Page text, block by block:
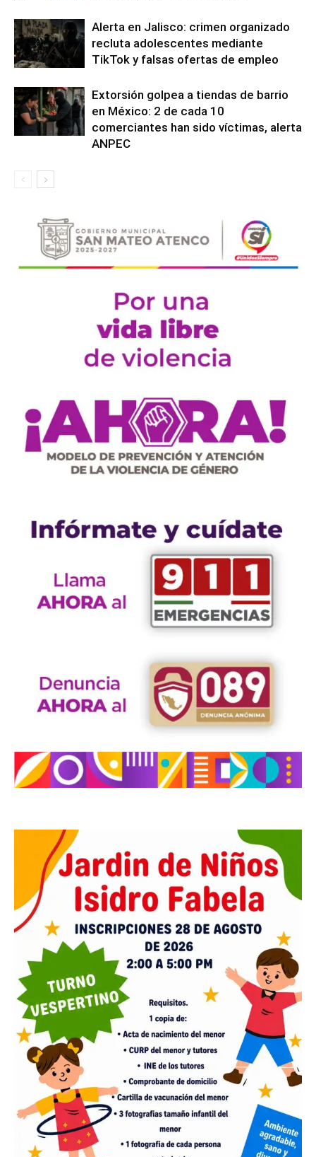
Alerta en Jalisco: crimen organizado
recluta adolescentes mediante
TikTok y falsas ofertas de empleo
Extorsión golpea a tiendas de barrio
en México: 2 de cada 10
comerciantes han sido víctimas, alerta
ANPEC